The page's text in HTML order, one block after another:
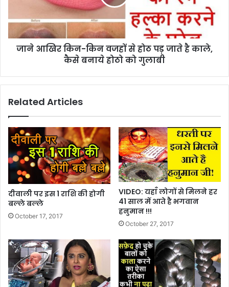
जाने आखिर किन-किन वजहों से होठ पड़ जाते है काले,
कैसे बनाये होठो को गुलाबी
Related Articles
दीवाली पर इस 1 राशि की होगी
बल्ले बल्ले
October 17, 2017
VIDEO: यहाँ लोगों से मिलने हर
41 साल में आते है भगवान
हनुमान !!!
October 27, 2017